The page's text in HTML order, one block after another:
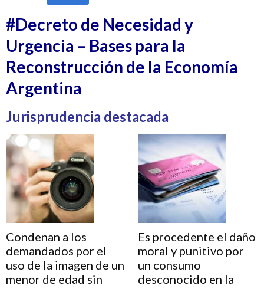
#Decreto de Necesidad y
Urgencia – Bases para la
Reconstrucción de la Economía
Argentina
Jurisprudencia destacada
Condenan a los
demandados por el
uso de la imagen de un
menor de edad sin
Es procedente el daño
moral y punitivo por
un consumo
desconocido en la